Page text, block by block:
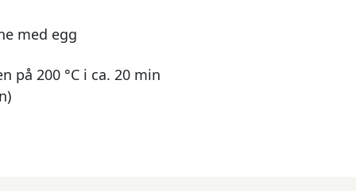
med egg
på 200 °C i ca. 20 min